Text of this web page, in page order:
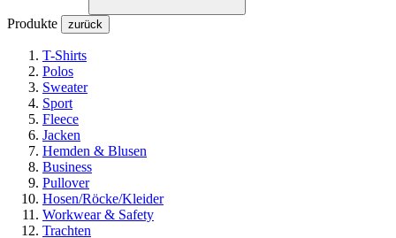
Produkte zurück
T-Shirts
Polos
Sweater
Sport
Fleece
Jacken
Hemden & Blusen
Business
Pullover
Hosen/Röcke/Kleider
Workwear & Safety
Trachten